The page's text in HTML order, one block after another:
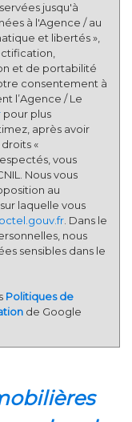
81,85 %
5,75 %
jusqu'à
à l'Agence / au
et libertés »,
et de portabilité
consentement à
l’Agence / Le
pour plus
après avoir
«
vous
Nous vous
au
laquelle vous
. Dans le
nous
sensibles dans le
Politiques de
de Google